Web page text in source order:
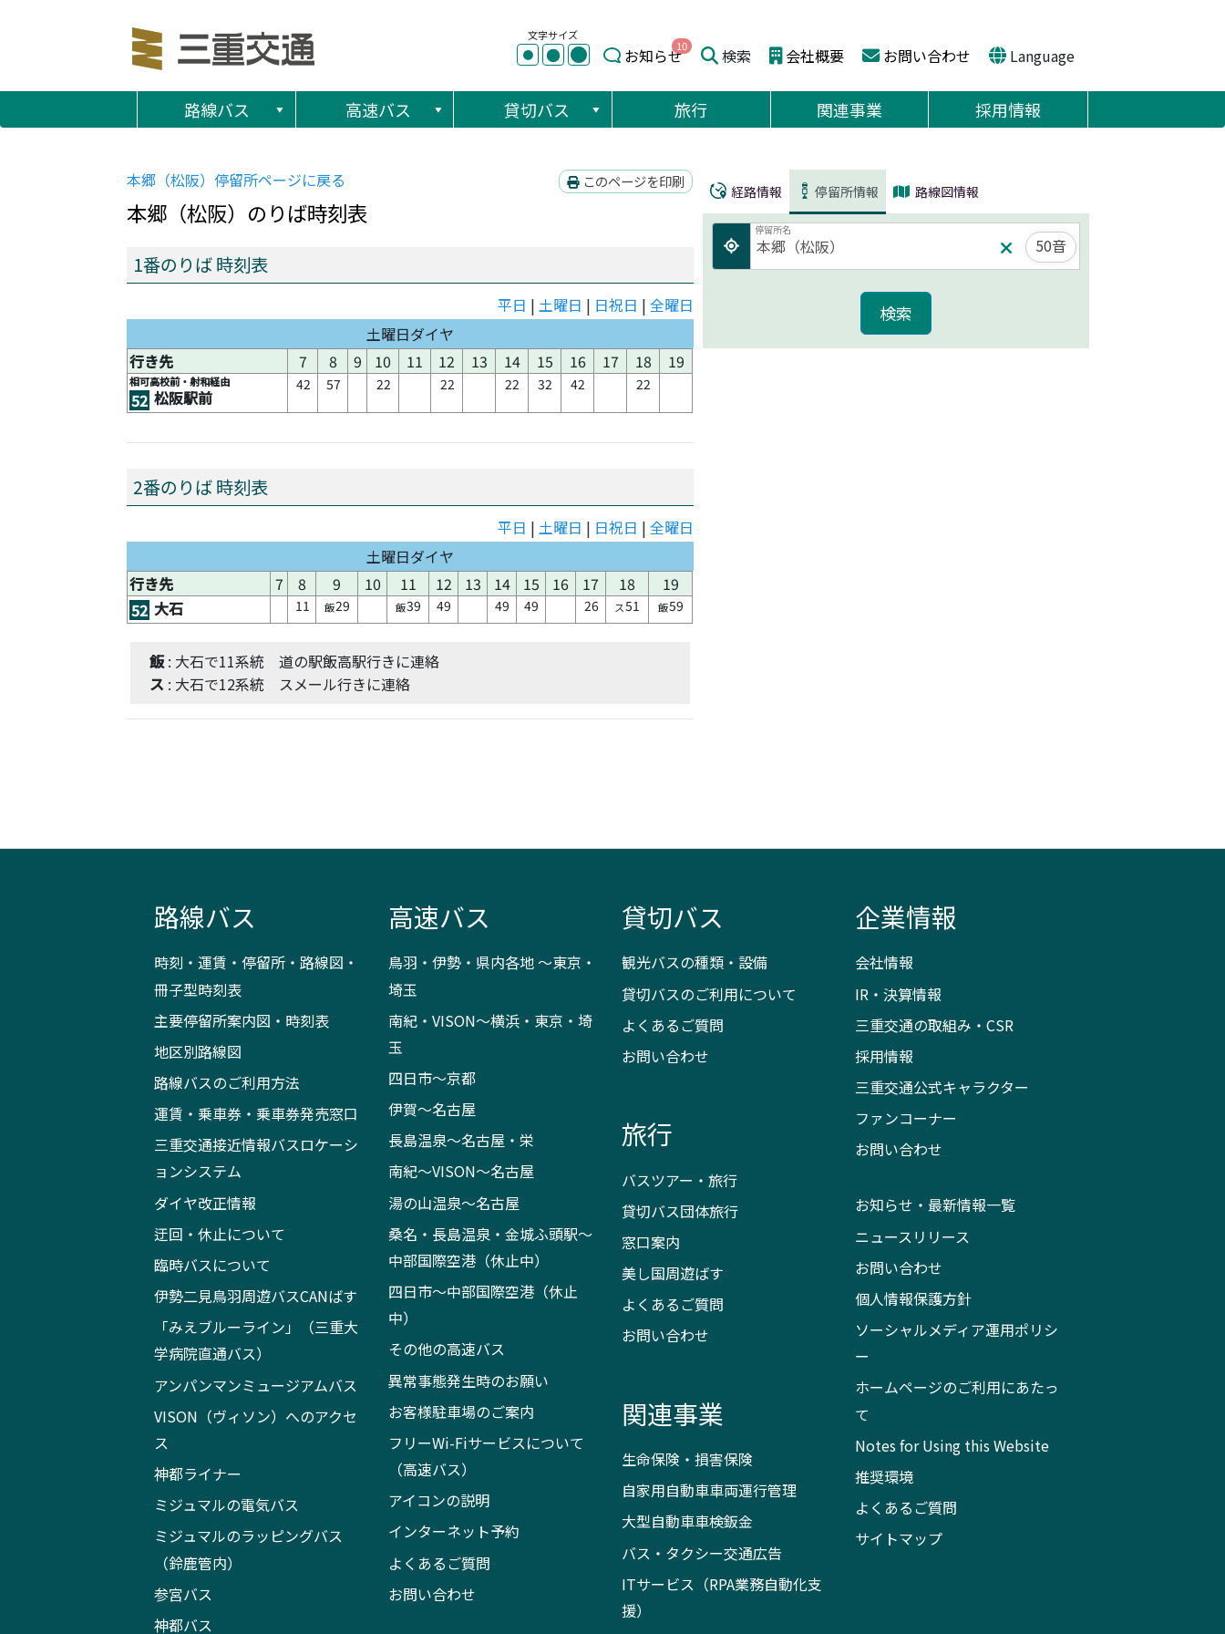
文字サイズ
● ● ● お知らせ10 検索 会社概要 お問い合わせ Language
路線バス 高速バス 貸切バス 旅行 関連事業 採用情報
このページを印刷
本郷（松阪）停留所ページに戻る
本郷（松阪） のりば時刻表
1番のりば 時刻表
平日 | 土曜日 | 日祝日 | 全曜日
土曜日ダイヤ
行き先
7 8 9 10 11 12 13 14 15 16 17 18 19
相可高校前・射和経由
52 松阪駅前
42 57 22 22 22 32 42 22
2番のりば 時刻表
平日 | 土曜日 | 日祝日 | 全曜日
土曜日ダイヤ
行き先
7 8 9 10 11 12 13 14 15 16 17 18
19
52 大石 11 飯29 飯39 49 49 49 26 ス51 飯59
飯: 大石で11系統 道の駅飯高駅行きに連絡
ス : 大石で12系統 スメール行きに連絡
経路情報 停留所情報 路線図情報
停留所名
50音
路線バス
時刻・運賃・停留所・路線図・
冊子型時刻表
主要停留所案内図・時刻表
地区別路線図
路線バスのご利用方法
運賃・乗車券・乗車券発売窓口
三重交通接近情報バスロケーシ
ョンシステム
ダイヤ改正情報
迂回・休止について
臨時バスについて
伊勢二見鳥羽周遊バスCANばす
「みえブルーライン」（三重大
学病院直通バス）
アンパンマンミュージアムバス
VISON（ヴィソン）へのアクセ
ス
神都ライナー
ミジュマルの電気バス
ミジュマルのラッピングバス
（鈴鹿管内）
参宮バス
神都バス
高速バス
鳥羽・伊勢・県内各地 ～東京・
埼玉
南紀・VISON～横浜・東京・埼
玉
四日市～京都
伊賀～名古屋
長島温泉～名古屋・栄
南紀～VISON～名古屋
湯の山温泉～名古屋
桑名・長島温泉・金城ふ頭駅～
中部国際空港（休止中）
四日市～中部国際空港（休止
中）
その他の高速バス
異常事態発生時のお願い
お客様駐車場のご案内
フリーWi-Fiサービスについて
（高速バス）
アイコンの説明
インターネット予約
よくあるご質問
お問い合わせ
貸切バス
観光バスの種類・設備
貸切バスのご利用について
よくあるご質問
お問い合わせ
旅行
バスツアー・旅行
貸切バス団体旅行
窓口案内
美し国周遊ばす
よくあるご質問
お問い合わせ
関連事業
生命保険・損害保険
自家用自動車車両運行管理
大型自動車車検鈑金
バス・タクシー交通広告
ITサービス（RPA業務自動化支
援）
企業情報
会社情報
IR・決算情報
三重交通の取組み・CSR
採用情報
三重交通公式キャラクター
ファンコーナー
お問い合わせ
お知らせ・最新情報一覧
ニュースリリース
お問い合わせ
個人情報保護方針
ソーシャルメディア運用ポリシ
ー
ホームページのご利用にあたっ
て
Notes for Using this Website
推奨環境
よくあるご質問
サイトマップ